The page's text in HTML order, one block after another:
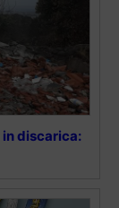
discarica: